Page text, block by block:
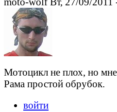
Мотоцикл не плох, но мне
Рама простой обрубок.
войти